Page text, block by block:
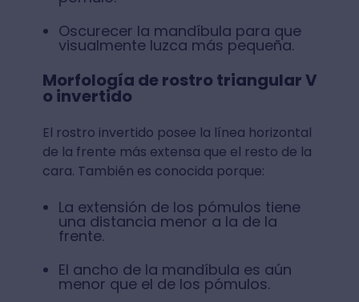
Oscurecer la mandíbula para que
visualmente luzca más pequeña.
Morfología de rostro triangular V
o invertido
El rostro invertido posee la línea horizontal
de la frente más extensa que el resto de la
cara. También es conocida porque:
La extensión de los pómulos tiene
una distancia menor a la de la
frente.
El ancho de la mandíbula es aún
menor que el de los pómulos.